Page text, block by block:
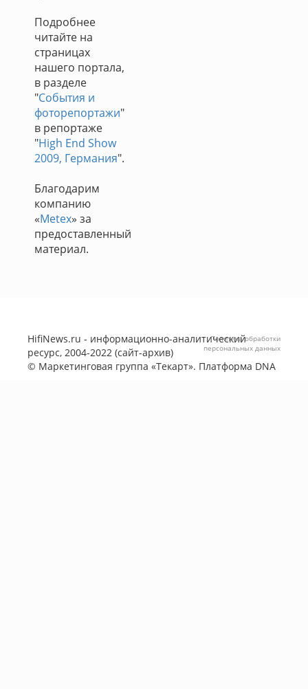
Подробнее
читайте на
страницах
нашего портала,
в разделе
"События и
фоторепортажи"
в репортаже
"High End Show
2009, Германия".
Благодарим
компанию
«Metex» за
предоставленный
материал.
HifiNews.ru - информационно-аналитический
ресурс, 2004-2022 (сайт-архив)
© Маркетинговая группа «Текарт». Платформа DNA
Политика обработки
персональных данных